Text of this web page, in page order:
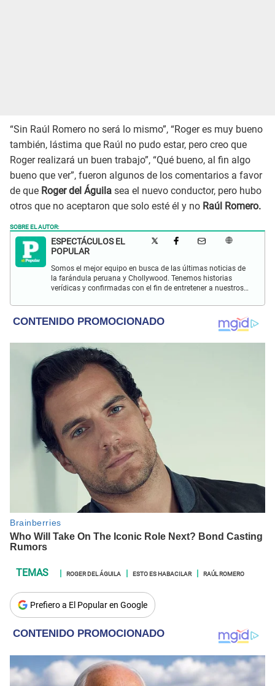
“Sin Raúl Romero no será lo mismo”, “Roger es muy bueno
también, lástima que Raúl no pudo estar, pero creo que
Roger realizará un buen trabajo”, “Qué bueno, al fin algo
bueno que ver”, fueron algunos de los comentarios a favor
de que Roger del Águila sea el nuevo conductor, pero hubo
otros que no aceptaron que solo esté él y no Raúl Romero.
SOBRE EL AUTOR:
ESPECTÁCULOS EL
POPULAR
Somos el mejor equipo en busca de las últimas noticias de
la farándula peruana y Chollywood. Tenemos historias
verídicas y confirmadas con el fin de entretener a nuestros
ROGER DEL ÁGUILA ESTO ES HABACILAR RAÚL ROMERO
Prefiero a El Popular en Google